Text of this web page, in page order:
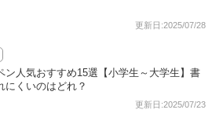
更新日:2025/07/28
ン人気おすすめ15選【小学生～大学生】書
にくいのはどれ？
更新日:2025/07/23